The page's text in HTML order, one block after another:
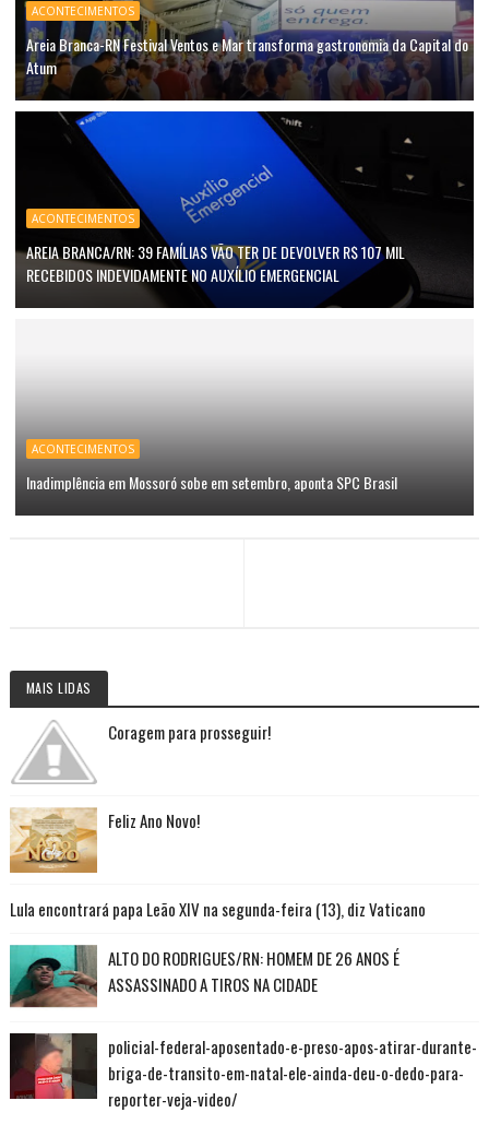
ACONTECIMENTOS
Areia Branca-RN Festival Ventos e Mar transforma gastronomia da Capital do
Atum
ACONTECIMENTOS
AREIA BRANCA/RN: 39 FAMÍLIAS VÃO TER DE DEVOLVER R$ 107 MIL
RECEBIDOS INDEVIDAMENTE NO AUXÍLIO EMERGENCIAL
ACONTECIMENTOS
Inadimplência em Mossoró sobe em setembro, aponta SPC Brasil
MAIS LIDAS
Coragem para prosseguir!
Feliz Ano Novo!
Lula encontrará papa Leão XIV na segunda-feira (13), diz Vaticano
ALTO DO RODRIGUES/RN: HOMEM DE 26 ANOS É
ASSASSINADO A TIROS NA CIDADE
policial-federal-aposentado-e-preso-apos-atirar-durante-
briga-de-transito-em-natal-ele-ainda-deu-o-dedo-para-
reporter-veja-video/